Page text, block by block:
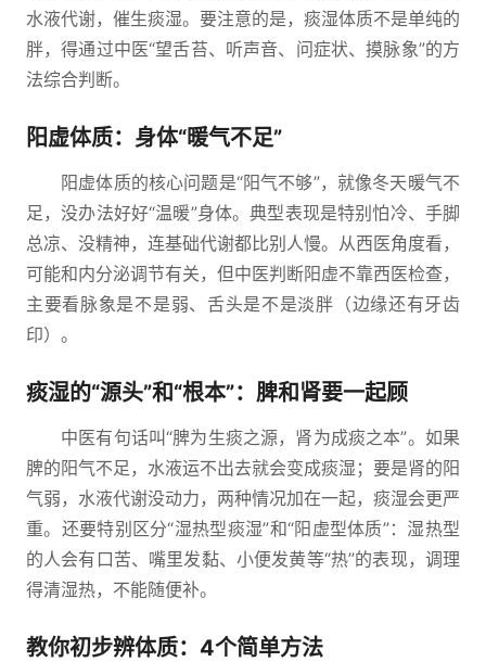
水液代谢，催生痰湿。要注意的是，痰湿体质不是单纯的
胖，得通过中医“望舌苔、听声音、问症状、摸脉象”的方
法综合判断。
阳虚体质：身体“暖气不足”
阳虚体质的核心问题是“阳气不够”，就像冬天暖气不
足，没办法好好“温暖”身体。典型表现是特别怕冷、手脚
总凉、没精神，连基础代谢都比别人慢。从西医角度看，
可能和内分泌调节有关，但中医判断阳虚不靠西医检查，
主要看脉象是不是弱、舌头是不是淡胖（边缘还有牙齿
印）。
痰湿的“源头”和“根本”：脾和肾要一起顾
中医有句话叫“脾为生痰之源，肾为成痰之本”。如果
脾的阳气不足，水液运不出去就会变成痰湿；要是肾的阳
气弱，水液代谢没动力，两种情况加在一起，痰湿会更严
重。还要特别区分“湿热型痰湿”和“阳虚型体质”：湿热型
的人会有口苦、嘴里发黏、小便发黄等“热”的表现，调理
得清湿热，不能随便补。
教你初步辨体质：4个简单方法